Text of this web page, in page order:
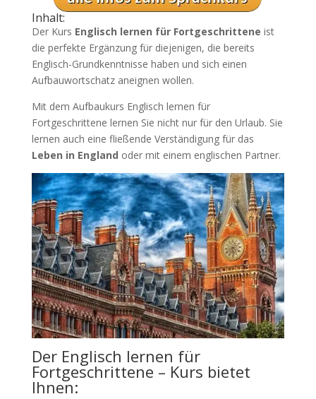
Inhalt:
Der Kurs Englisch lernen für Fortgeschrittene ist
die perfekte Ergänzung für diejenigen, die bereits
Englisch-Grundkenntnisse haben und sich einen
Aufbauwortschatz aneignen wollen.
Mit dem Aufbaukurs Englisch lernen für
Fortgeschrittene lernen Sie nicht nur für den Urlaub. Sie
lernen auch eine fließende Verständigung für das
Leben in England oder mit einem englischen Partner.
Der Englisch lernen für
Fortgeschrittene – Kurs bietet
Ihnen: